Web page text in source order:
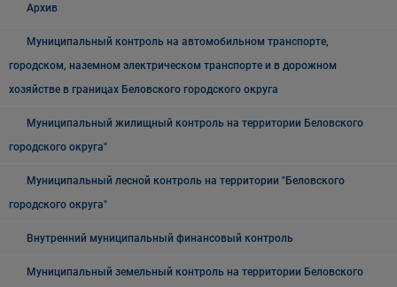
Архив
Муниципальный контроль на автомобильном транспорте,
городском, наземном электрическом транспорте и в дорожном
хозяйстве в границах Беловского городского округа
Муниципальный жилищный контроль на территории Беловского
городского округа"
Муниципальный лесной контроль на территории "Беловского
городского округа"
Внутренний муниципальный финансовый контроль
Муниципальный земельный контроль на территории Беловского